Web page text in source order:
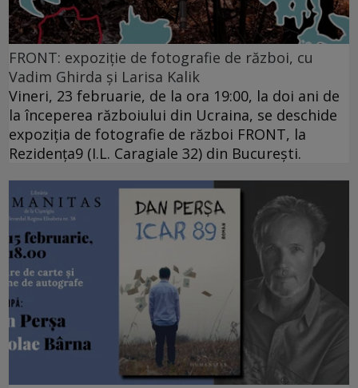
FRONT: expoziție de fotografie de război, cu
Vadim Ghirda și Larisa Kalik
Vineri, 23 februarie, de la ora 19:00, la doi ani de
la începerea războiului din Ucraina, se deschide
expoziția de fotografie de război FRONT, la
Rezidența9 (I.L. Caragiale 32) din București.